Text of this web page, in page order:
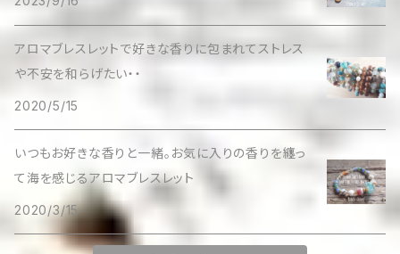
アロマブレスレットで好きな香りに包まれてストレス
や不安を和らげたい・・
2020/5/15
いつもお好きな香りと一緒。お気に入りの香りを纏っ
て海を感じるアロマブレスレット
2020/3/15